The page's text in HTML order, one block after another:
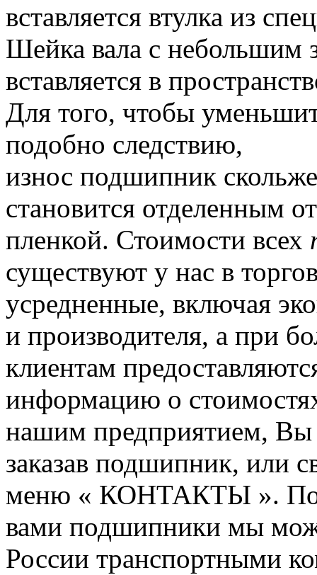
вставляется втулка из
Шейка вала с небольшим
вставляется в
Для того, чтобы
подобно следствию,
износ подшипник
становится отделенным
пленкой. Стоимости всех
существуют у нас в
усредненные, включая
и производителя, а при
клиентам
информацию о
нашим предприятием, Вы
заказав подшипник, или
меню « КОНТАКТЫ ».
вами подшипники мы
России транспортными